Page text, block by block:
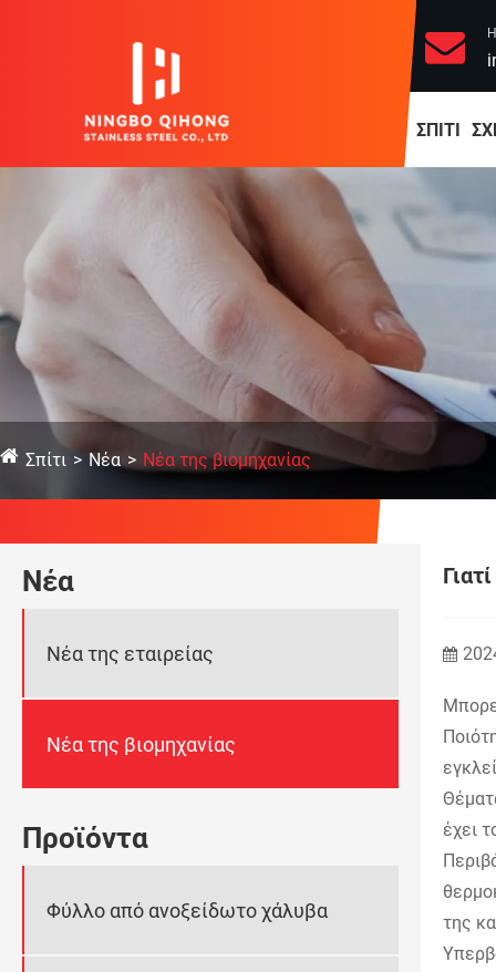
ΣΠΊΤΙ
Σπίτι Νέα Νέα της βιομηχανίας
Νέα
Νέα της εταιρείας
Νέα της βιομηχανίας
Προϊόντα
Φύλλο από ανοξείδωτο χάλυβα
έχει
της